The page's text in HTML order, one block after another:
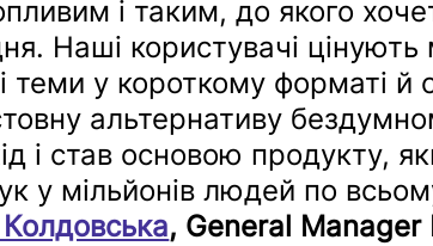
і таким, до якого
Наші користувачі цінують
теми у короткому форматі
альтернативу
і став основою продукту,
у мільйонів людей по
, General Manager